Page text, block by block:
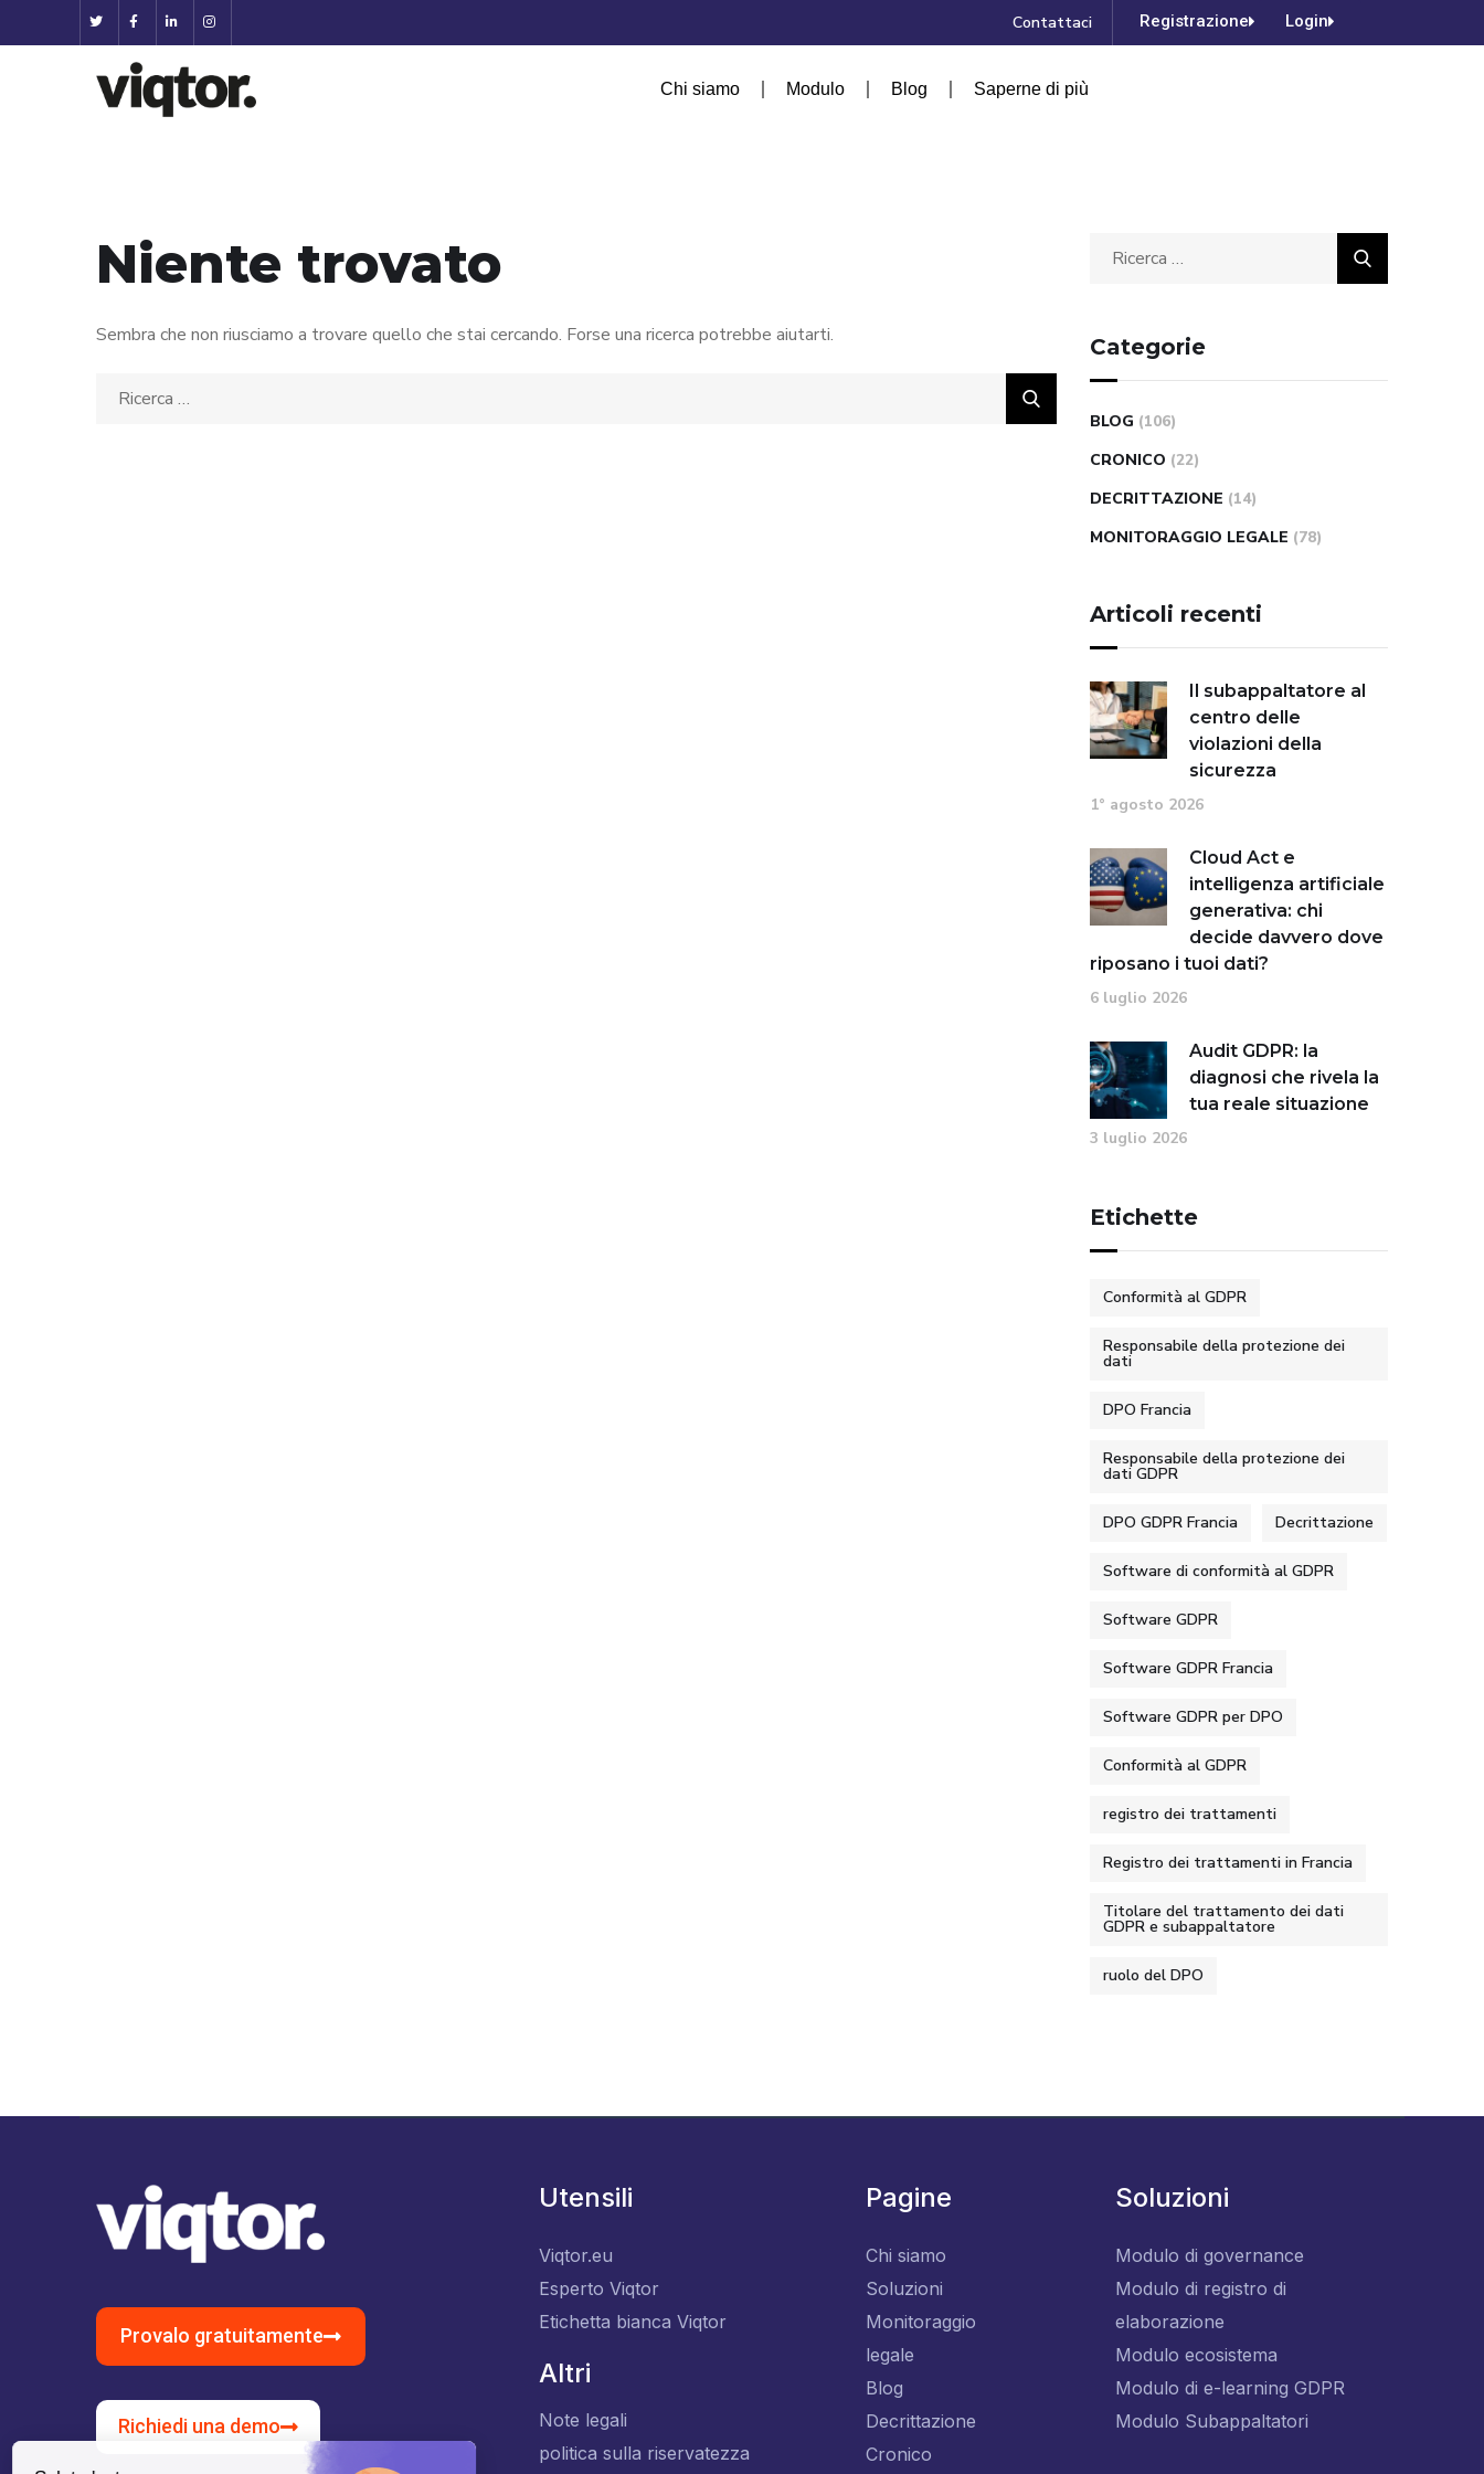
Contattaci Registrazione Login
Chi siamo Modulo Blog Saperne di più
Niente trovato
Sembra che non riusciamo a trovare quello che stai cercando. Forse una ricerca potrebbe aiutarti. Categorie
BLOG (106)
CRONICO (22)
DECRITTAZIONE (14)
MONITORAGGIO LEGALE (78)
Articoli recenti
Il subappaltatore al
centro delle
violazioni della
sicurezza
1° agosto 2026
Cloud Act e
intelligenza artificiale
generativa: chi
decide davvero dove
riposano i tuoi dati?
6 luglio 2026
Audit GDPR: la
diagnosi che rivela la
tua reale situazione
3 luglio 2026
Etichette
Conformità al GDPR
Responsabile della protezione dei
dati
DPO Francia
Responsabile della protezione dei
dati GDPR
DPO GDPR Francia Decrittazione
Software di conformità al GDPR
Software GDPR
Software GDPR Francia
Software GDPR per DPO
Conformità al GDPR
registro dei trattamenti
Registro dei trattamenti in Francia
Titolare del trattamento dei dati
GDPR e subappaltatore
ruolo del DPO
Provalo gratuitamente
Richiedi una demo
Utensili
Viqtor.eu
Esperto Viqtor
Etichetta bianca Viqtor
Altri
Note legali
politica sulla riservatezza
Pagine
Chi siamo
Soluzioni
Monitoraggio
legale
Blog
Decrittazione
Cronico
Soluzioni
Modulo di governance
Modulo di registro di
elaborazione
Modulo ecosistema
Modulo di e-learning GDPR
Modulo Subappaltatori